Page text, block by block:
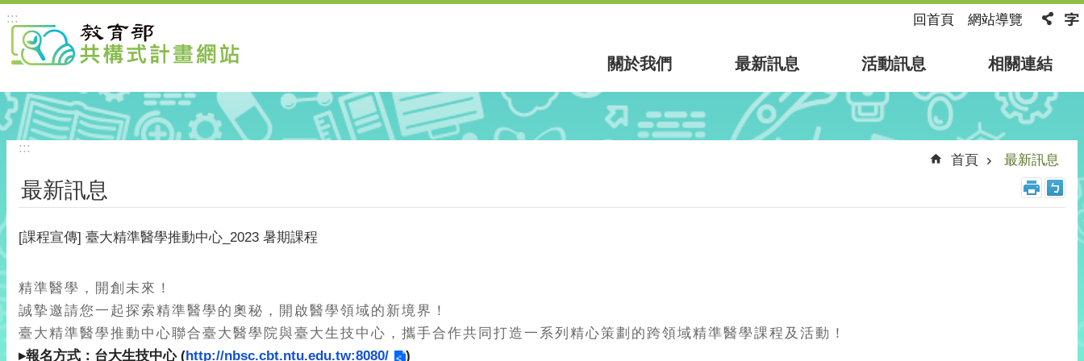
跳到主要內容區塊
::: 回首頁 網站導覽
關於我們 最新訊息 活動訊息 相關連結
:::
首頁 最新訊息
最新訊息
[課程宣傳] 臺大精準醫學推動中心_2023 暑期課程
精準醫學，開創未來！
誠摯邀請您一起探索精準醫學的奧秘，開啟醫學領域的新境界！
臺大精準醫學推動中心聯合臺大醫學院與臺大生技中心，攜手合作共同打造一系列精心策劃的跨領域精準醫學課程及活動！
▸報名方式：台大生技中心 (http://nbsc.cbt.ntu.edu.tw:8080/ )